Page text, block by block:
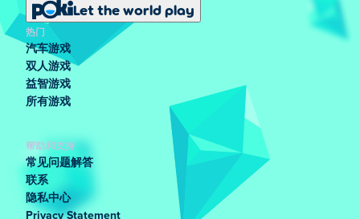
Let the world play
热门
汽车游戏
双人游戏
益智游戏
所有游戏
帮助和支持
常见问题解答
联系
隐私中心
Privacy Statement